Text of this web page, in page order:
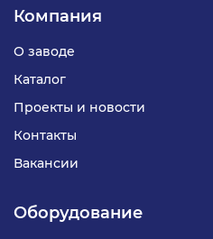
на второй этаж линии.
надежность работы
Компания
О заводе
Каталог
Проекты и новости
Контакты
Вакансии
Оборудование